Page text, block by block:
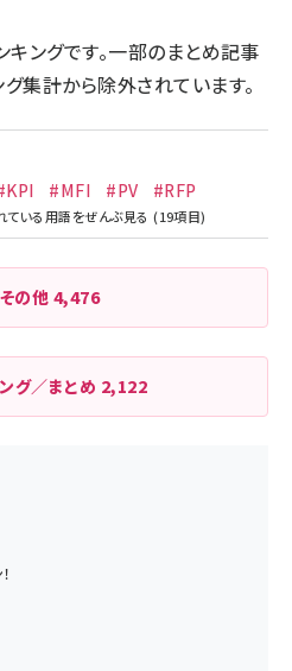
ングです。一部のまとめ記事
集計から除外されています。
#MFI #PV
#RFP
その他 4,476
グ／まとめ 2,122